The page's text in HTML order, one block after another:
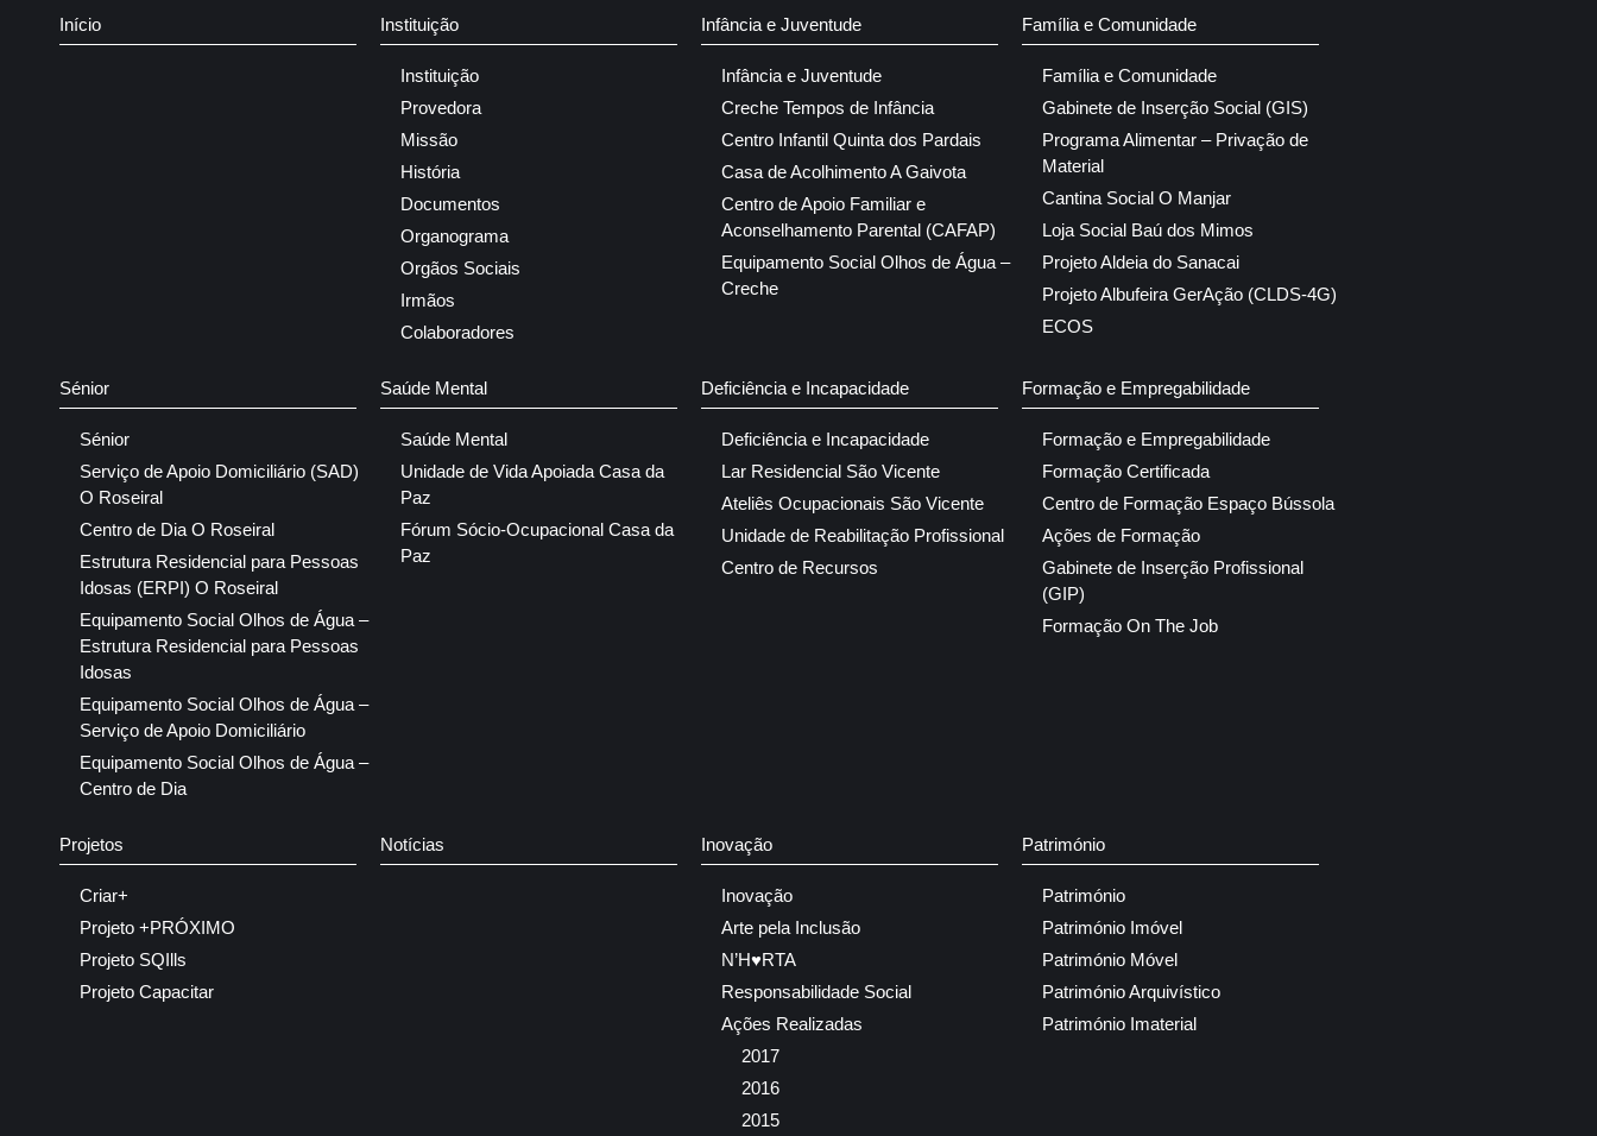
Início Instituição
Instituição
Provedora
Missão
História
Documentos
Organograma
Orgãos Sociais
Irmãos
Colaboradores
Infância e Juventude
Infância e Juventude
Creche Tempos de Infância
Centro Infantil Quinta dos Pardais
Casa de Acolhimento A Gaivota
Centro de Apoio Familiar e
Aconselhamento Parental (CAFAP)
Equipamento Social Olhos de Água –
Creche
Família e Comunidade
Família e Comunidade
Gabinete de Inserção Social (GIS)
Programa Alimentar – Privação de
Material
Cantina Social O Manjar
Loja Social Baú dos Mimos
Projeto Aldeia do Sanacai
Projeto Albufeira GerAção (CLDS-4G)
ECOS
Sénior
Sénior
Serviço de Apoio Domiciliário (SAD)
O Roseiral
Centro de Dia O Roseiral
Estrutura Residencial para Pessoas
Idosas (ERPI) O Roseiral
Equipamento Social Olhos de Água –
Estrutura Residencial para Pessoas
Idosas
Equipamento Social Olhos de Água –
Serviço de Apoio Domiciliário
Equipamento Social Olhos de Água –
Centro de Dia
Saúde Mental
Saúde Mental
Unidade de Vida Apoiada Casa da
Paz
Fórum Sócio-Ocupacional Casa da
Paz
Deficiência e Incapacidade
Deficiência e Incapacidade
Lar Residencial São Vicente
Ateliês Ocupacionais São Vicente
Unidade de Reabilitação Profissional
Centro de Recursos
Formação e Empregabilidade
Formação e Empregabilidade
Formação Certificada
Centro de Formação Espaço Bússola
Ações de Formação
Gabinete de Inserção Profissional
(GIP)
Formação On The Job
Projetos
Criar+
Projeto +PRÓXIMO
Projeto SQIlls
Projeto Capacitar
Notícias Inovação
Inovação
Arte pela Inclusão
N’H♥RTA
Responsabilidade Social
Ações Realizadas
2017
2016
2015
Património
Património
Património Imóvel
Património Móvel
Património Arquivístico
Património Imaterial